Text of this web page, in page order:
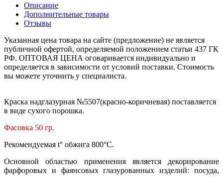
Описание
Дополнительные товары
Отзывы
Указанная цена товара на сайте (предложение) не является
публичной офертой, определяемой положением статьи 437 ГК
РФ. ОПТОВАЯ ЦЕНА оговаривается индивидуально и
определяется в зависимости от условий поставки. Стоимость
вы можете уточнить у специалиста.
Краска надглазурная №5507(красно-коричневая) поставляется
в виде сухого порошка.
Фасовка 50 гр.
Рекомендуемая t° обжига 800°С.
Основной областью применения является декорирование
фарфоровых и фаянсовых глазурованных изделий: посуда,